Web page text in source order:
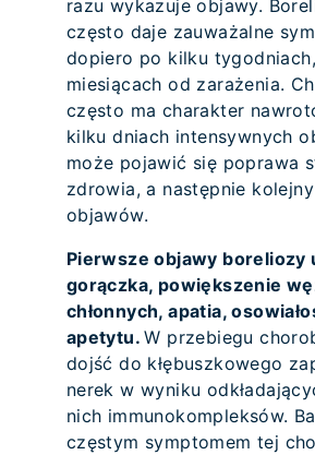
razu wykazuje objawy.
często daje zauważalne
dopiero po kilku
miesiącach od zarażenia.
często ma charakter
kilku dniach intensywnych
może pojawić się poprawa
zdrowia, a następnie
objawów.
Pierwsze objawy boreliozy
gorączka, powiększenie
chłonnych, apatia,
apetytu.W przebiegu
dojść do kłębuszkowego
nerek w wyniku
nich immunokompleksów.
częstym symptomem tej